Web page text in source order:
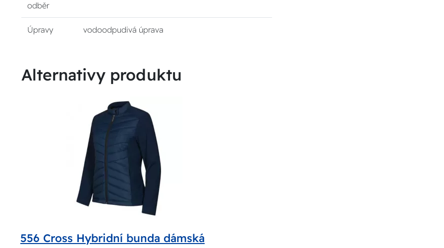
odběr
Úpravy vodoodpudivá úprava
Alternativy produktu
556 Cross Hybridní bunda dámská